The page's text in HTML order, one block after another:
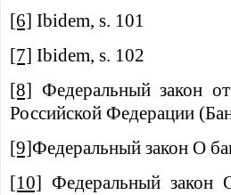
[6] Ibidem, s. 101
[7] Ibidem, s. 102
[8]
Федеральный закон
Российской Федерации
[9]Федеральный закон О
[10]
Федеральный закон